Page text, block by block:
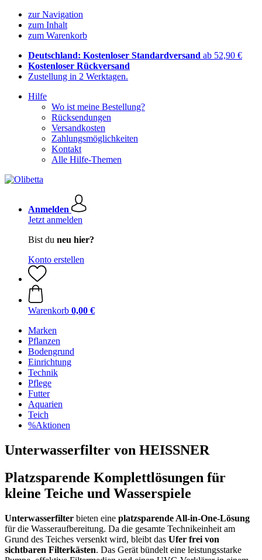
zur Navigation
zum Inhalt
zum Warenkorb
Deutschland: Kostenloser Standardversand ab 52,90 €
Kostenloser Rückversand
Zustellung in 2 Werktagen.
Hilfe
Wo ist meine Bestellung?
Rücksendungen
Versandkosten
Zahlungsmöglichkeiten
Kontakt
Alle Hilfe-Themen
Anmelden
Jetzt anmelden
Bist du neu hier?
Konto erstellen
Warenkorb 0,00 €
Marken
Pflanzen
Bodengrund
Einrichtung
Technik
Pflege
Futter
Aquarien
Teich
%Aktionen
Unterwasserfilter von HEISSNER
Platzsparende Komplettlösungen für
kleine Teiche und Wasserspiele
Unterwasserfilter bieten eine platzsparende All-in-One-Lösung
für die Wasseraufbereitung. Da die gesamte Technikeinheit am
Grund des Teiches versenkt wird, bleibt das Ufer frei von
sichtbaren Filterkästen. Das Gerät bündelt eine leistungsstarke